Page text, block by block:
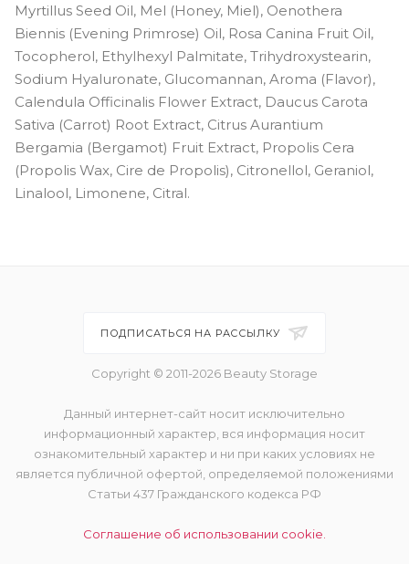
Myrtillus Seed Oil, Mel (Honey, Miel), Oenothera
Biennis (Evening Primrose) Oil, Rosa Canina Fruit Oil,
Tocopherol, Ethylhexyl Palmitate, Trihydroxystearin,
Sodium Hyaluronate, Glucomannan, Aroma (Flavor),
Calendula Officinalis Flower Extract, Daucus Carota
Sativa (Carrot) Root Extract, Citrus Aurantium
Bergamia (Bergamot) Fruit Extract, Propolis Cera
(Propolis Wax, Cire de Propolis), Citronellol, Geraniol,
Linalool, Limonene, Citral.
ПОДПИСАТЬСЯ НА РАССЫЛКУ
Copyright © 2011-2026 Beauty Storage
Данный интернет-сайт носит исключительно
информационный характер, вся информация носит
ознакомительный характер и ни при каких условиях не
является публичной офертой, определяемой положениями
Статьи 437 Гражданского кодекса РФ
Соглашение об использовании cookie.